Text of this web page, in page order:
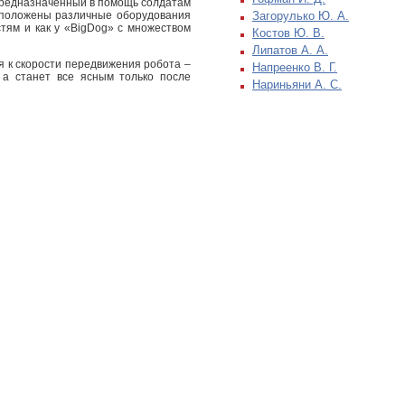
различные оборудования
и как у «BigDog» с множеством
к скорости передвижения робота –
станет все ясным только после
Загорулько Ю. А.
Костов Ю. В.
Липатов А. А.
Напреенко В. Г.
Нариньяни А. С.